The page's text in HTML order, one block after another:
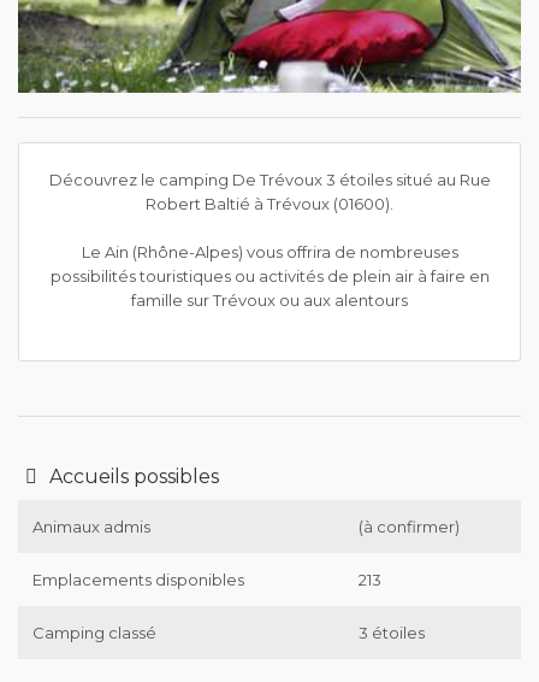
Découvrez le camping De Trévoux 3 étoiles situé au Rue
Robert Baltié à Trévoux (01600).
Le Ain (Rhône-Alpes) vous offrira de nombreuses
possibilités touristiques ou activités de plein air à faire en
famille sur Trévoux ou aux alentours
Accueils possibles
Animaux admis (à confirmer)
Emplacements disponibles 213
Camping classé 3 étoiles